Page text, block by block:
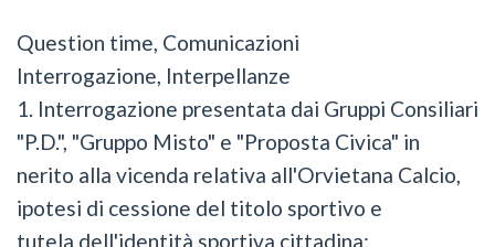
Question time, Comunicazioni
Interrogazione, Interpellanze
1. Interrogazione presentata dai Gruppi Consiliari
"P.D.", "Gruppo Misto" e "Proposta Civica" in
nerito alla vicenda relativa all'Orvietana Calcio,
ipotesi di cessione del titolo sportivo e
tutela dell'identità sportiva cittadina;